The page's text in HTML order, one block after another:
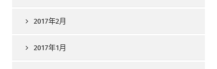
2017年2月
2017年1月